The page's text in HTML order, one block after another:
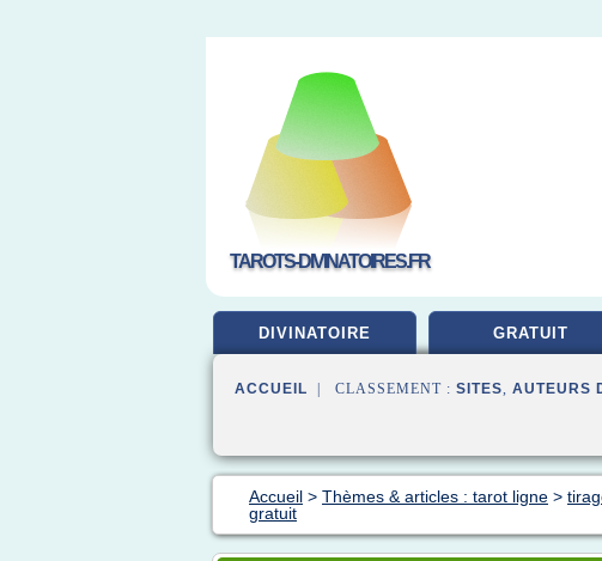
TAROTS-DIVINATOIRES.FR
DIVINATOIRE GRATUIT
ACCUEIL | CLASSEMENT : SITES, AUTEURS
Accueil > Thèmes & articles : tarot ligne >
gratuit